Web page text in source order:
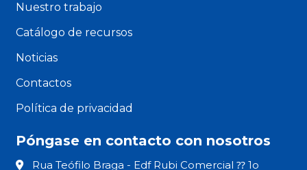
Nuestro trabajo
Catálogo de recursos
Noticias
Contactos
Política de privacidad
Póngase en contacto con nosotros
Rua Teófilo Braga - Edf Rubi Comercial ⁇ 1o